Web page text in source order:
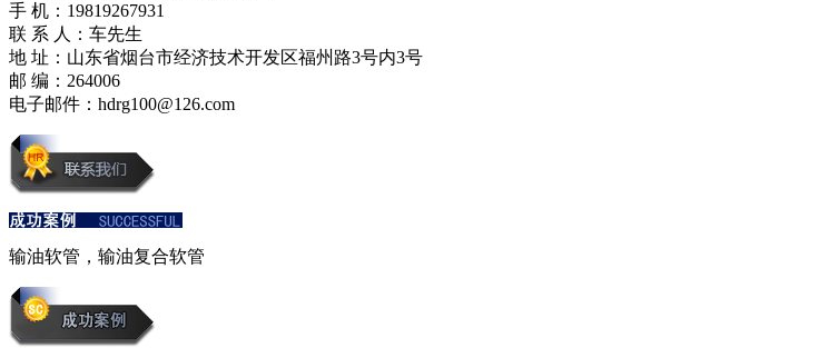
手 机：19819267931
联 系 人：车先生
地 址：山东省烟台市经济技术开发区福州路3号内3号
邮 编：264006
电子邮件：hdrg100@126.com
输油软管，输油复合软管